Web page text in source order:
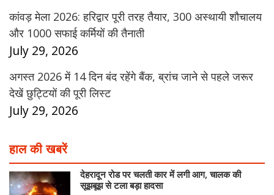
कांवड़ मेला 2026: हरिद्वार पूरी तरह तैयार, 300 अस्थायी शौचालय
और 1000 सफाई कर्मियों की तैनाती
July 29, 2026
अगस्त 2026 में 14 दिन बंद रहेंगे बैंक, ब्रांच जाने से पहले जरूर
देखें छुट्टियों की पूरी लिस्ट
July 29, 2026
हाल की खबरें
देहरादून रोड पर चलती कार में लगी आग, चालक की
सूझबूझ से टला बड़ा हादसा